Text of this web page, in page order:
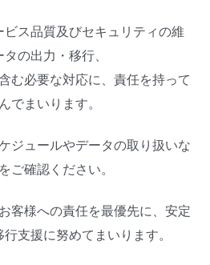
ス品質及びセキュリティの維
の出力・移行、
む必要な対応に、責任を持って
でまいります。
ジュールやデータの取り扱いな
ご確認ください。
客様への責任を最優先に、安定
支援に努めてまいります。